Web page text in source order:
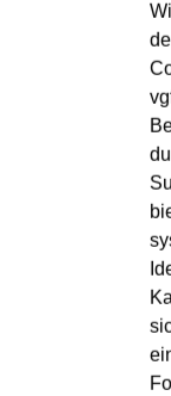
Elektro & Metall, IT